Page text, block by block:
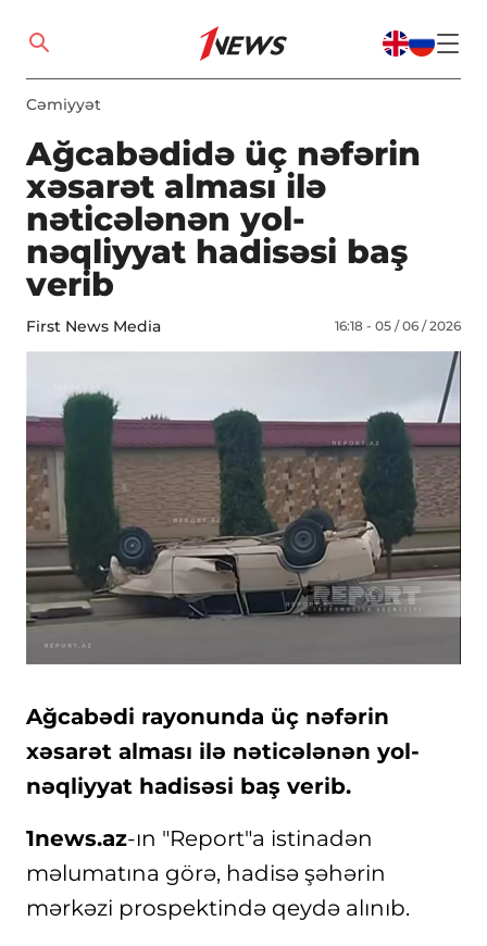
Cəmiyyət
Ağcabədidə üç nəfərin
xəsarət alması ilə
nəticələnən yol-
nəqliyyat hadisəsi baş
verib
First News Media 16:18 - 05 / 06 / 2026
Ağcabədi rayonunda üç nəfərin
xəsarət alması ilə nəticələnən yol-
nəqliyyat hadisəsi baş verib.
1news.az-ın "Report"a istinadən
məlumatına görə, hadisə şəhərin
mərkəzi prospektində qeydə alınıb.